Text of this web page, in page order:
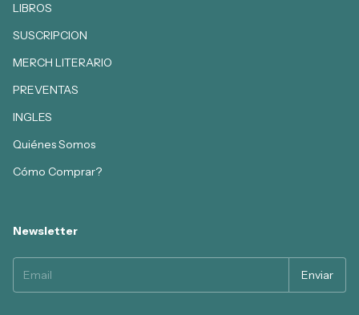
LIBROS
SUSCRIPCION
MERCH LITERARIO
PREVENTAS
INGLES
Quiénes Somos
Cómo Comprar?
Newsletter